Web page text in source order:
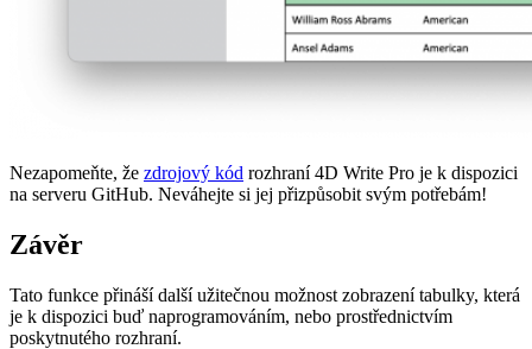
Nezapomeňte, že zdrojový kód rozhraní 4D Write Pro je k dispozici
na serveru GitHub. Neváhejte si jej přizpůsobit svým potřebám!
Závěr
Tato funkce přináší další užitečnou možnost zobrazení tabulky, která
je k dispozici buď naprogramováním, nebo prostřednictvím
poskytnutého rozhraní.